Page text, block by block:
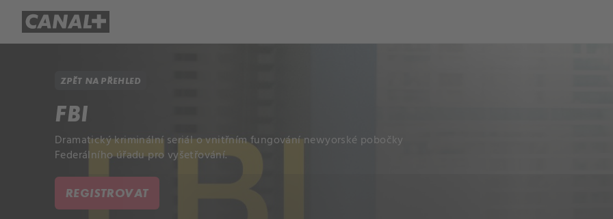
ZPĚT NA PŘEHLED
FBI
Dramatický kriminální seriál o vnitřním fungování newyorské pobočky
Federálního úřadu pro vyšetřování.
REGISTROVAT